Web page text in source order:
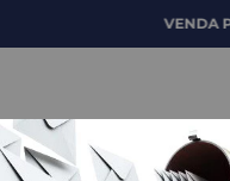
VENDA PARA
está buscando?